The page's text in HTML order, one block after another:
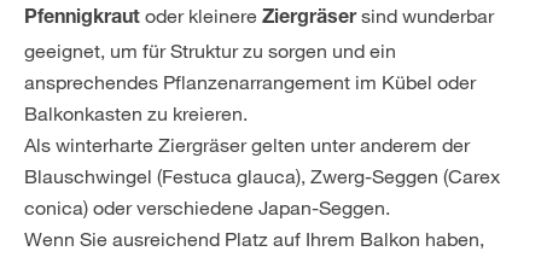
Pfennigkraut oder kleinere Ziergräsersind wunderbar
geeignet, um für Struktur zu sorgen und ein
ansprechendes Pflanzenarrangement im Kübel oder
Balkonkasten zu kreieren.
Als winterharte Ziergräser gelten unter anderem der
Blauschwingel (Festuca glauca), Zwerg-Seggen (Carex
conica) oder verschiedene Japan-Seggen.
Wenn Sie ausreichend Platz auf Ihrem Balkon haben,